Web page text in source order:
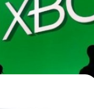
ตัวเกมของ ไมโครซอฟท์